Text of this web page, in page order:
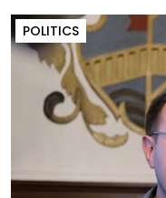
POLITICS